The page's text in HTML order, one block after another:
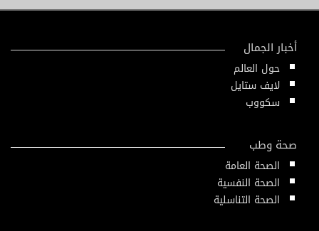
أخبار الجمال
حول العالم
لايف ستايل
سكووب
صحة وطب
الصحة العامة
الصحة النفسية
الصحة التناسلية